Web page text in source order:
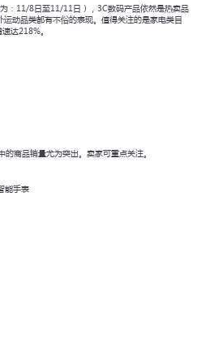
：11/8日至11/11日），3C数码产品依然是热卖品
动品类都有不俗的表现。值得关注的是家电类目
达218%。
商品销量尤为突出。卖家可重点关注。
能手表